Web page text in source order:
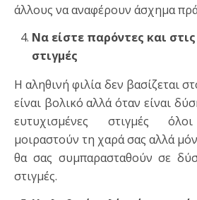
άλλους να αναφέρουν άσχημα
Να είστε παρόντες και
στιγμές
Η αληθινή φιλία δεν βασίζεται
είναι βολικό αλλά όταν είναι
ευτυχισμένες στιγμές
μοιραστούν τη χαρά σας αλλά
θα σας συμπαρασταθούν σε
στιγμές.